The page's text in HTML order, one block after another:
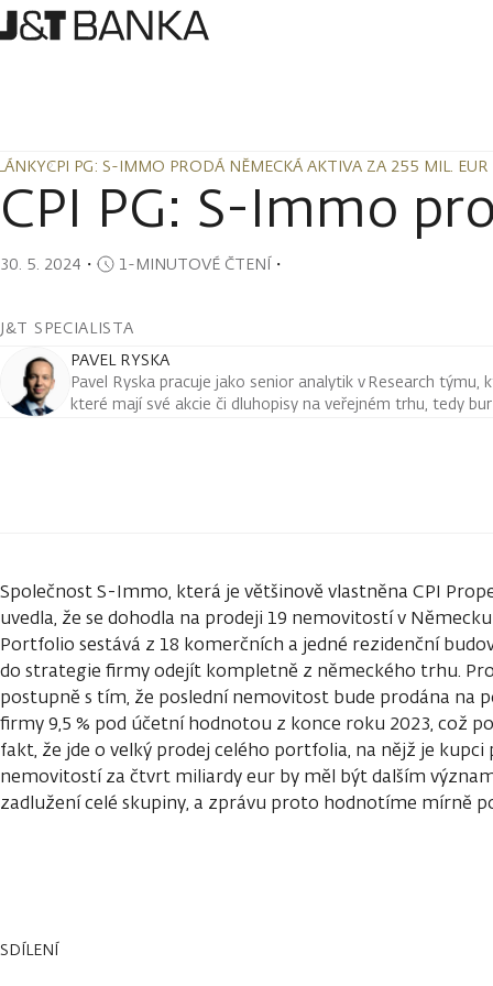
CPI PG: S-IMMO PRODÁ NĚMECKÁ AKTIVA ZA 255 MIL. EUR
CPI PG: S-IMMO PRODÁ NĚMECKÁ AKTIVA ZA 255 MIL. EUR
CPI PG: S-Immo
30. 5. 2024 ・ 1-MINUTOVÉ ČTENÍ・
J&T SPECIALISTA
PAVEL RYSKA
Pavel Ryska pracuje jako senior analytik v Research
které mají své akcie či dluhopisy na veřejném trhu, tedy
Společnost S-Immo, která je většinově vlastněna CPI
uvedla, že se dohodla na prodeji 19 nemovitostí v
Portfolio sestává z 18 komerčních a jedné rezidenční
do strategie firmy odejít kompletně z německého trhu.
postupně s tím, že poslední nemovitost bude prodána na
firmy 9,5 % pod účetní hodnotou z konce roku 2023, což
fakt, že jde o velký prodej celého portfolia, na nějž je kupci
nemovitostí za čtvrt miliardy eur by měl být dalším
zadlužení celé skupiny, a zprávu proto hodnotíme mírně
SDÍLENÍ